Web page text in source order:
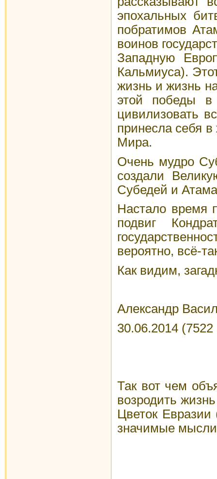
эпохальных
побратимов
воинов
Западную
Кальмиуса).
жизнь и жизнь
этой победы в
цивилизовать
принесла себя
Мира.
Очень мудро
создали
Субедей и
Настало время
подвиг
вероятно, всё-
Как видим,
Александр
30.06.2014
Так вот чем
возродить
Цветок
значимые